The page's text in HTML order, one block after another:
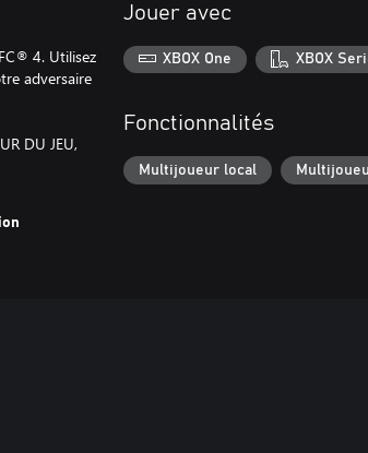
4. Utilisez
adversaire
DU JEU,
Jouer avec
XBOX One XBOX
Fonctionnalités
Multijoueur local